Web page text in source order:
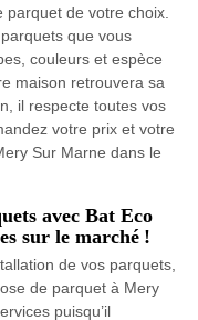
parquet de votre choix.
que vous
couleurs et espèce
maison retrouvera sa
il respecte toutes vos
votre prix et votre
Sur Marne dans le
avec Bat Eco
sur le marché !
de vos parquets,
de parquet à Mery
puisqu’il